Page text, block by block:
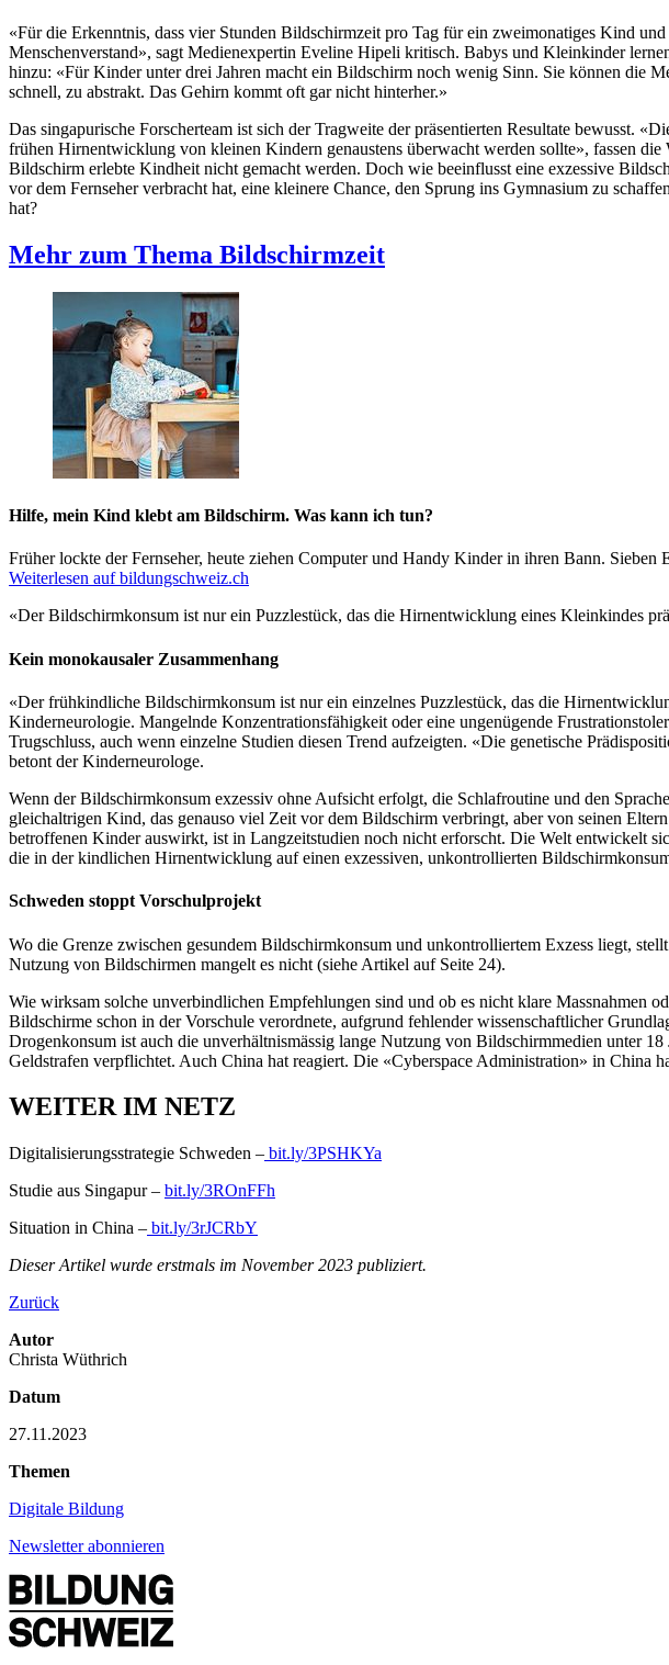
«Für die Erkenntnis, dass vier Stunden Bildschirmzeit pro Tag für ein zweimonatiges Kind
Menschenverstand», sagt Medienexpertin Eveline Hipeli kritisch. Babys und Kleinkinder
hinzu: «Für Kinder unter drei Jahren macht ein Bildschirm noch wenig Sinn. Sie können die
schnell, zu abstrakt. Das Gehirn kommt oft gar nicht hinterher.»
Das singapurische Forscherteam ist sich der Tragweite der präsentierten Resultate bewusst.
frühen Hirnentwicklung von kleinen Kindern genaustens überwacht werden sollte», fassen
Bildschirm erlebte Kindheit nicht gemacht werden. Doch wie beeinflusst eine exzessive
vor dem Fernseher verbracht hat, eine kleinere Chance, den Sprung ins Gymnasium zu
hat?
Mehr zum Thema Bildschirmzeit
Hilfe, mein Kind klebt am Bildschirm. Was kann ich tun?
Früher lockte der Fernseher, heute ziehen Computer und Handy Kinder in ihren Bann.
Weiterlesen auf bildungschweiz.ch
«Der Bildschirmkonsum ist nur ein Puzzlestück, das die Hirnentwicklung eines Kleinkindes
Kein monokausaler Zusammenhang
«Der frühkindliche Bildschirmkonsum ist nur ein einzelnes Puzzlestück, das die
Kinderneurologie. Mangelnde Konzentrationsfähigkeit oder eine ungenügende
Trugschluss, auch wenn einzelne Studien diesen Trend aufzeigten. «Die genetische
betont der Kinderneurologe.
Wenn der Bildschirmkonsum exzessiv ohne Aufsicht erfolgt, die Schlafroutine und den
gleichaltrigen Kind, das genauso viel Zeit vor dem Bildschirm verbringt, aber von seinen
betroffenen Kinder auswirkt, ist in Langzeitstudien noch nicht erforscht. Die Welt entwickelt
die in der kindlichen Hirnentwicklung auf einen exzessiven, unkontrollierten
Schweden stoppt Vorschulprojekt
Wo die Grenze zwischen gesundem Bildschirmkonsum und unkontrolliertem Exzess liegt,
Nutzung von Bildschirmen mangelt es nicht (siehe Artikel auf Seite 24).
Wie wirksam solche unverbindlichen Empfehlungen sind und ob es nicht klare Massnahmen
Bildschirme schon in der Vorschule verordnete, aufgrund fehlender wissenschaftlicher
Drogenkonsum ist auch die unverhältnismässig lange Nutzung von Bildschirmmedien unter
Geldstrafen verpflichtet. Auch China hat reagiert. Die «Cyberspace Administration» in China
WEITER IM NETZ
Digitalisierungsstrategie Schweden – bit.ly/3PSHKYa
Studie aus Singapur – bit.ly/3ROnFFh
Situation in China – bit.ly/3rJCRbY
Dieser Artikel wurde erstmals im November 2023 publiziert.
Zurück
Autor
Christa Wüthrich
Datum
27.11.2023
Themen
Digitale Bildung
Newsletter abonnieren